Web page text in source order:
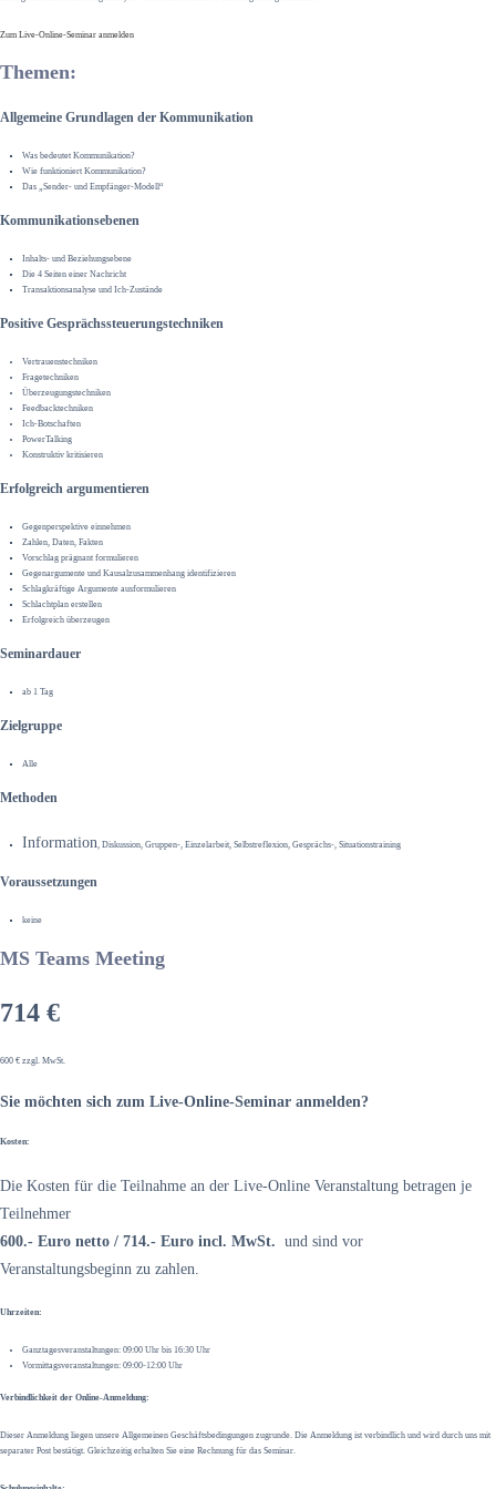
Zum Live-Online-Seminar anmelden
Themen:
Allgemeine Grundlagen der Kommunikation
Was bedeutet Kommunikation?
Wie funktioniert Kommunikation?
Das „Sender- und Empfänger-Modell“
Kommunikationsebenen
Inhalts- und Beziehungsebene
Die 4 Seiten einer Nachricht
Transaktionsanalyse und Ich-Zustände
Positive Gesprächssteuerungstechniken
Vertrauenstechniken
Fragetechniken
Überzeugungstechniken
Feedbacktechniken
Ich-Botschaften
PowerTalking
Konstruktiv kritisieren
Erfolgreich argumentieren
Gegenperspektive einnehmen
Zahlen, Daten, Fakten
Vorschlag prägnant formulieren
Gegenargumente und Kausalzusammenhang identifizieren
Schlagkräftige Argumente ausformulieren
Schlachtplan erstellen
Erfolgreich überzeugen
Seminardauer
ab 1 Tag
Zielgruppe
Alle
Methoden
Information, Diskussion, Gruppen-, Einzelarbeit, Selbstreflexion, Gesprächs-, Situationstraining
Voraussetzungen
keine
MS Teams Meeting
714 €
600 € zzgl. MwSt.
Sie möchten sich zum Live-Online-Seminar anmelden?
Kosten:
Die Kosten für die Teilnahme an der Live-Online Veranstaltung betragen je
Teilnehmer
600.- Euro netto / 714.- Euro incl. MwSt. und sind vor
Veranstaltungsbeginn zu zahlen.
Uhrzeiten:
Ganztagesveranstaltungen: 09:00 Uhr bis 16:30 Uhr
Vormittagsveranstaltungen: 09:00-12:00 Uhr
Verbindlichkeit der Online-Anmeldung:
Dieser Anmeldung liegen unsere Allgemeinen Geschäftsbedingungen zugrunde. Die Anmeldung ist verbindlich und wird durch uns mit
separater Post bestätigt. Gleichzeitig erhalten Sie eine Rechnung für das Seminar.